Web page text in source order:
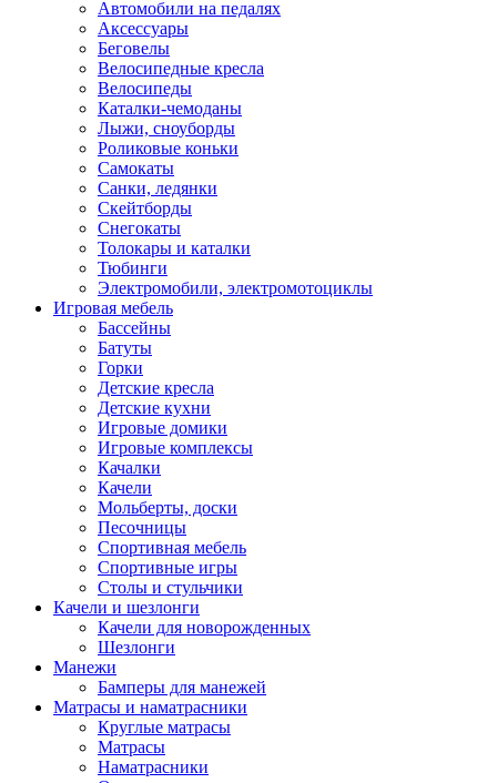
Автомобили на педалях
Аксессуары
Беговелы
Велосипедные кресла
Велосипеды
Каталки-чемоданы
Лыжи, сноуборды
Роликовые коньки
Самокаты
Санки, ледянки
Скейтборды
Снегокаты
Толокары и каталки
Тюбинги
Электромобили, электромотоциклы
Игровая мебель
Бассейны
Батуты
Горки
Детские кресла
Детские кухни
Игровые домики
Игровые комплексы
Качалки
Качели
Мольберты, доски
Песочницы
Спортивная мебель
Спортивные игры
Столы и стульчики
Качели и шезлонги
Качели для новорожденных
Шезлонги
Манежи
Бамперы для манежей
Матрасы и наматрасники
Круглые матрасы
Матрасы
Наматрасники